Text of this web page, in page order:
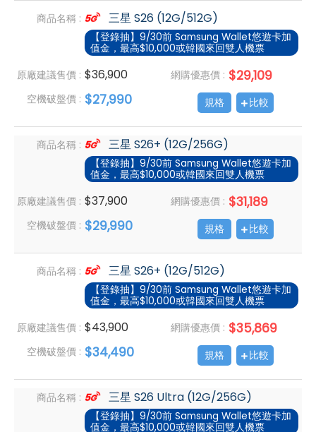
商品名稱 : 三星 S26 (12G/512G)
【登錄抽】9/30前 Samsung Wallet悠遊卡加
值金，最高$10,000或韓國來回雙人機票
原廠建議售價 : $36,900 網購優惠價 : $29,109
空機破盤價 : $27,990 規格 比較
商品名稱 : 三星 S26+ (12G/256G)
【登錄抽】9/30前 Samsung Wallet悠遊卡加
值金，最高$10,000或韓國來回雙人機票
原廠建議售價 : $37,900 網購優惠價 : $31,189
空機破盤價 : $29,990 規格 比較
商品名稱 : 三星 S26+ (12G/512G)
【登錄抽】9/30前 Samsung Wallet悠遊卡加
值金，最高$10,000或韓國來回雙人機票
原廠建議售價 : $43,900 網購優惠價 : $35,869
空機破盤價 : $34,490 規格 比較
商品名稱 : 三星 S26 Ultra (12G/256G)
【登錄抽】9/30前 Samsung Wallet悠遊卡加
值金，最高$10,000或韓國來回雙人機票